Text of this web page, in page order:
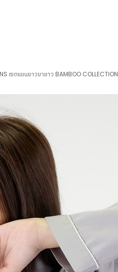
เซตแขนยาวขายาว BAMBOO COLLECTION